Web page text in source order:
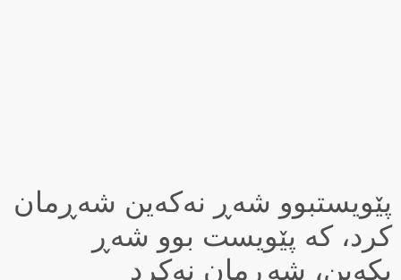
پێویستبوو شەڕ نەكەین شەڕمان
كرد، كە پێویست بوو شەڕ
بكەین، شەڕمان نەكرد